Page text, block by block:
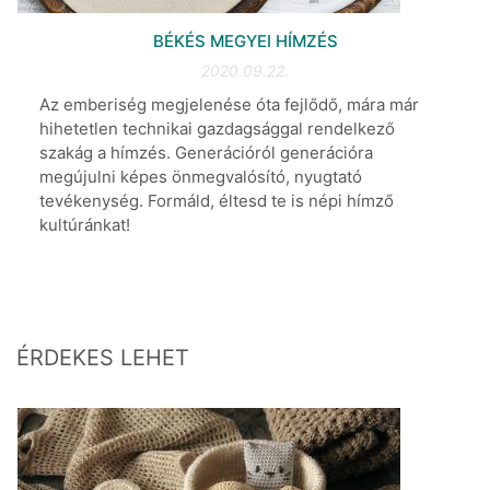
BÉKÉS MEGYEI HÍMZÉS
2020.09.22.
Az emberiség megjelenése óta fejlődő, mára már
hihetetlen technikai gazdagsággal rendelkező
szakág a hímzés. Generációról generációra
megújulni képes önmegvalósító, nyugtató
tevékenység. Formáld, éltesd te is népi hímző
kultúránkat!
ÉRDEKES LEHET